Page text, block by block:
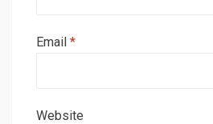
Email *
Website